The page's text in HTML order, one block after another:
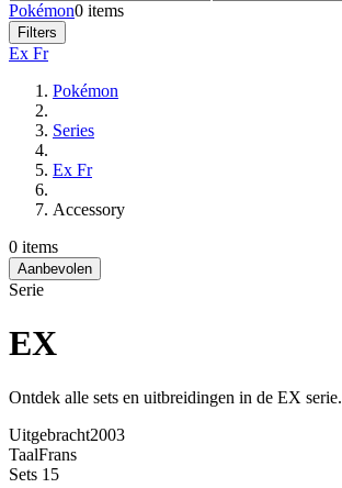
Pokémon0 items
Filters
Ex Fr
Pokémon
Series
Ex Fr
Accessory
0 items
Aanbevolen
Serie
EX
Ontdek alle sets en uitbreidingen in de EX serie.
Uitgebracht2003
TaalFrans
Sets 15